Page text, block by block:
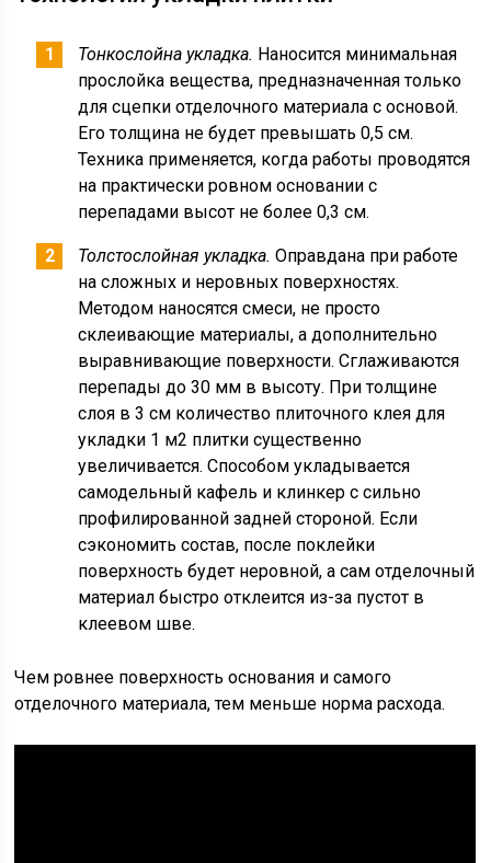
Тонкослойна укладка. Наносится минимальная
прослойка вещества, предназначенная только
для сцепки отделочного материала с основой.
Его толщина не будет превышать 0,5 см.
Техника применяется, когда работы проводятся
на практически ровном основании с
перепадами высот не более 0,3 см.
Толстослойная укладка. Оправдана при работе
на сложных и неровных поверхностях.
Методом наносятся смеси, не просто
склеивающие материалы, а дополнительно
выравнивающие поверхности. Сглаживаются
перепады до 30 мм в высоту. При толщине
слоя в 3 см количество плиточного клея для
укладки 1 м2 плитки существенно
увеличивается. Способом укладывается
самодельный кафель и клинкер с сильно
профилированной задней стороной. Если
сэкономить состав, после поклейки
поверхность будет неровной, а сам отделочный
материал быстро отклеится из-за пустот в
клеевом шве.
Чем ровнее поверхность основания и самого
отделочного материала, тем меньше норма расхода.